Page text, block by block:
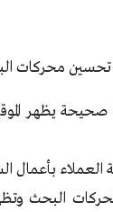
تحسين محركات
يظهر
بأعمال
البحث